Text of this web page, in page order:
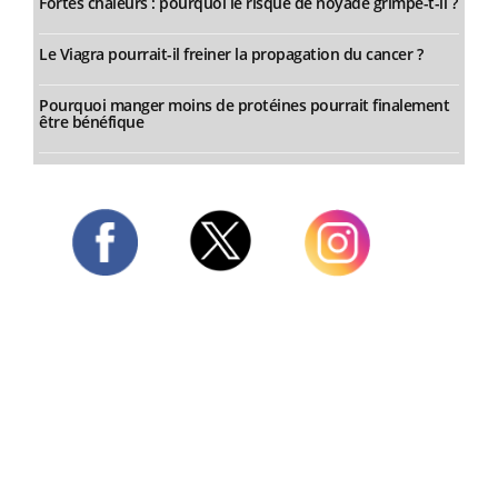
Le Viagra pourrait-il freiner la propagation du cancer ?
Pourquoi manger moins de protéines pourrait finalement
être bénéfique